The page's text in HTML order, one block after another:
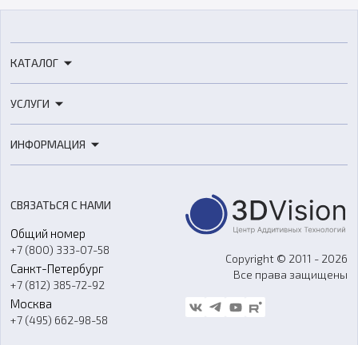
КАТАЛОГ
3D-сканеры
Расходные материалы
Оборудование и материалы для вакуумного литья
Аксессуары и прочее оборудование
Программное обеспечение
УСЛУГИ
3D-моделирование
Ремонт и услуги
ИНФОРМАЦИЯ
О компании
Контакты
Гос. закупки
Стать дилером
Блог
СВЯЗАТЬСЯ С НАМИ
Общий номер
+7 (800) 333-07-58
Санкт-Петербург
+7 (812) 385-72-92
Москва
+7 (495) 662-98-58
Copyright © 2011 - 2026
Все права защищены